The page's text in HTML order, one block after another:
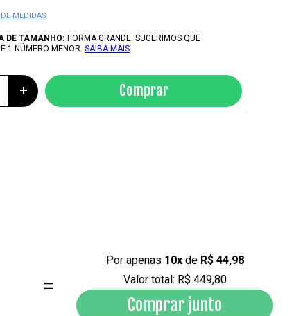
MEDIDAS
DE TAMANHO: FORMA GRANDE. SUGERIMOS QUE
1 NÚMERO MENOR.SAIBA MAIS
+ Comprar
=
Por apenas 10xde R$ 44,98
Valor total: R$ 449,80
Comprar junto